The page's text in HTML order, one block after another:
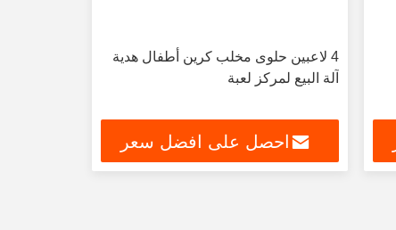
4 لاعبين حلوى مخلب كرين أطفال هدية
آلة البيع لمركز لعبة
احصل على افضل سعر